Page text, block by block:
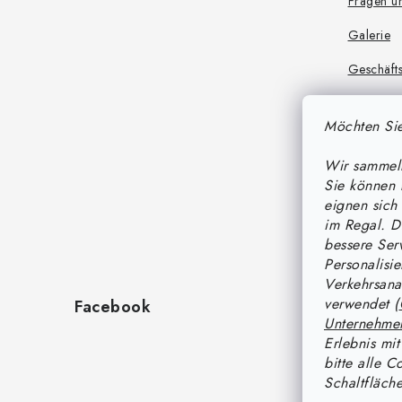
Möchten
Wir
Sie können
eignen
im Regal.
bessere
verwendet (
Erlebnis
bitte alle
Galerie
Regeln
eboten
Regeln
gen
Offene
Facebook